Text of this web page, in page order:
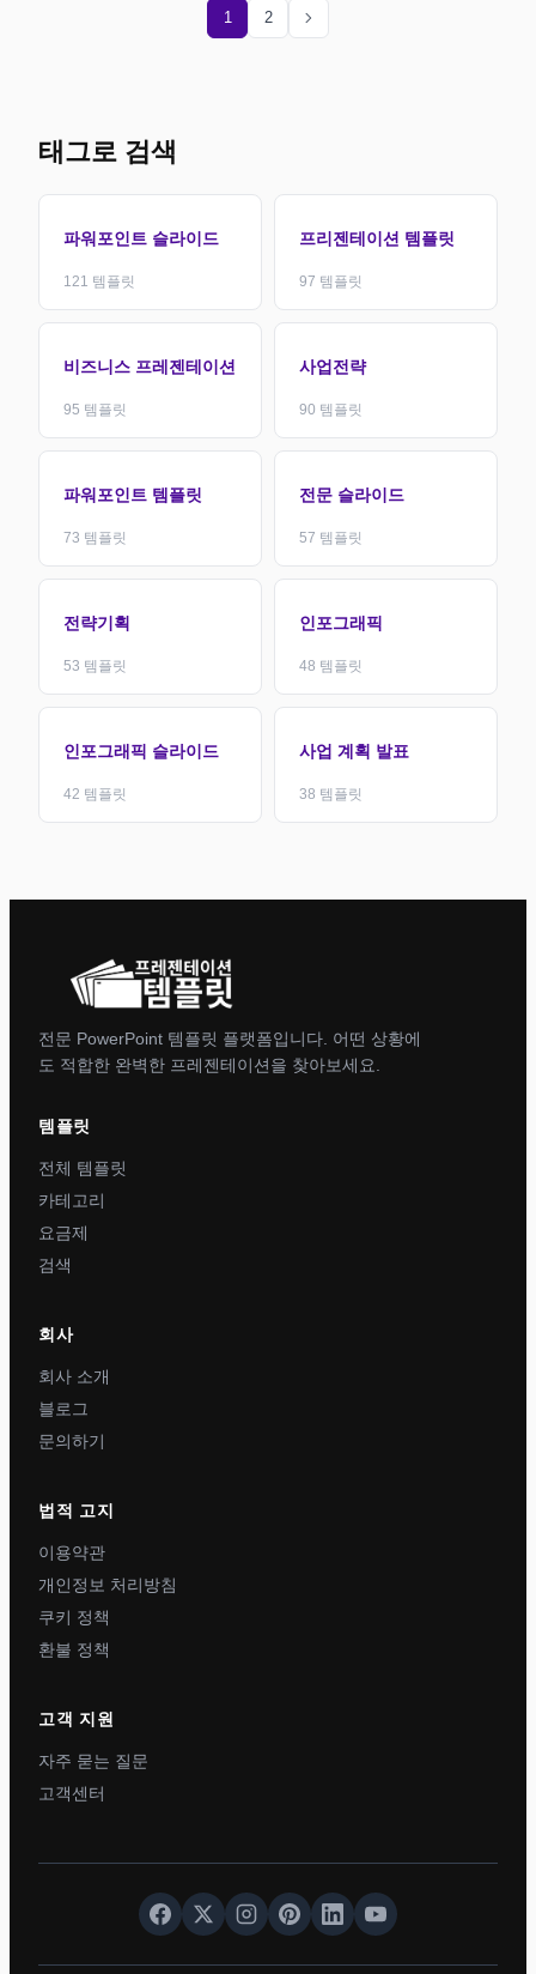
1 2 chevron_right
태그로 검색
파워포인트 슬라이드
121 템플릿
프리젠테이션 템플릿
97 템플릿
비즈니스 프레젠테이션
95 템플릿
사업전략
90 템플릿
파워포인트 템플릿
73 템플릿
전문 슬라이드
57 템플릿
전략기획
53 템플릿
인포그래픽
48 템플릿
인포그래픽 슬라이드
42 템플릿
사업 계획 발표
38 템플릿
전문 PowerPoint 템플릿 플랫폼입니다. 어떤 상황에
도 적합한 완벽한 프레젠테이션을 찾아보세요.
템플릿
전체 템플릿
카테고리
요금제
검색
회사
회사 소개
블로그
문의하기
법적 고지
이용약관
개인정보 처리방침
쿠키 정책
환불 정책
고객 지원
자주 묻는 질문
고객센터